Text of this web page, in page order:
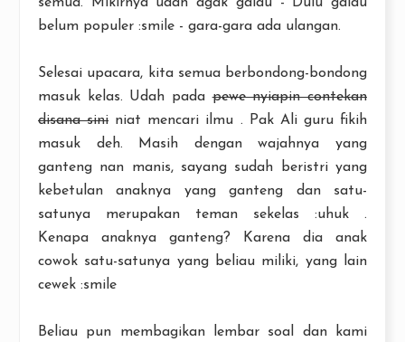
belum populer :smile - gara-gara ada ulangan.
Selesai upacara, kita semua berbondong-bondong
masuk kelas. Udah padapewe nyiapin contekan
disana sininiat mencari ilmu . Pak Ali guru fikih
masuk deh. Masih dengan wajahnya yang
ganteng nan manis, sayang sudah beristri yang
kebetulan anaknya yang ganteng dan satu-
satunya merupakan teman sekelas :uhuk .
Kenapa anaknya ganteng? Karena dia anak
cowok satu-satunya yang beliau miliki, yang lain
cewek :smile
Beliau pun membagikan lembar soal dan kami